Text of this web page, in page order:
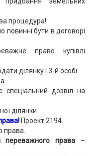
процедура!
повинні бути в договорі
право купівлі
ділянку і 3-й особі.
дозвіл на
ділянки
Проект 2194.
права.
переважного права –